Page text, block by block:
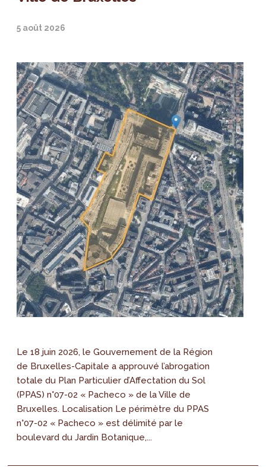
5 août 2026
Le 18 juin 2026, le Gouvernement de la Région
de Bruxelles-Capitale a approuvé l’abrogation
totale du Plan Particulier d’Affectation du Sol
(PPAS) n°07-02 « Pacheco » de la Ville de
Bruxelles. Localisation Le périmètre du PPAS
n°07-02 « Pacheco » est délimité par le
boulevard du Jardin Botanique,...